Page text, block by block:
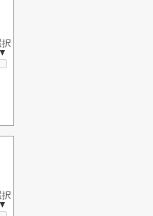
択
▼
択
▼